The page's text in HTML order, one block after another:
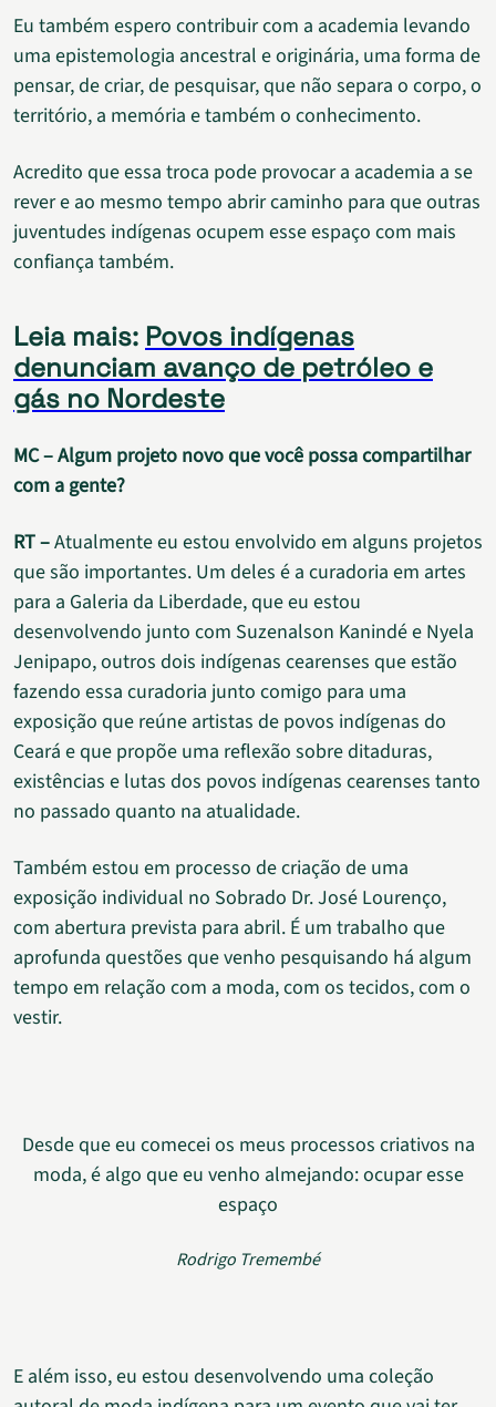
Eu também espero contribuir com a academia levando
uma epistemologia ancestral e originária, uma forma de
pensar, de criar, de pesquisar, que não separa o corpo, o
território, a memória e também o conhecimento.
Acredito que essa troca pode provocar a academia a se
rever e ao mesmo tempo abrir caminho para que outras
juventudes indígenas ocupem esse espaço com mais
confiança também.
Leia mais: Povos indígenas
denunciam avanço de petróleo e
gás no Nordeste
MC – Algum projeto novo que você possa compartilhar
com a gente?
RT –Atualmente eu estou envolvido em alguns projetos
que são importantes. Um deles é a curadoria em artes
para a Galeria da Liberdade, que eu estou
desenvolvendo junto com Suzenalson Kanindé e Nyela
Jenipapo, outros dois indígenas cearenses que estão
fazendo essa curadoria junto comigo para uma
exposição que reúne artistas de povos indígenas do
Ceará e que propõe uma reflexão sobre ditaduras,
existências e lutas dos povos indígenas cearenses tanto
no passado quanto na atualidade.
Também estou em processo de criação de uma
exposição individual no Sobrado Dr. José Lourenço,
com abertura prevista para abril. É um trabalho que
aprofunda questões que venho pesquisando há algum
tempo em relação com a moda, com os tecidos, com o
vestir.
Desde que eu comecei os meus processos criativos na
moda, é algo que eu venho almejando: ocupar esse
espaço
Rodrigo Tremembé
E além isso, eu estou desenvolvendo uma coleção